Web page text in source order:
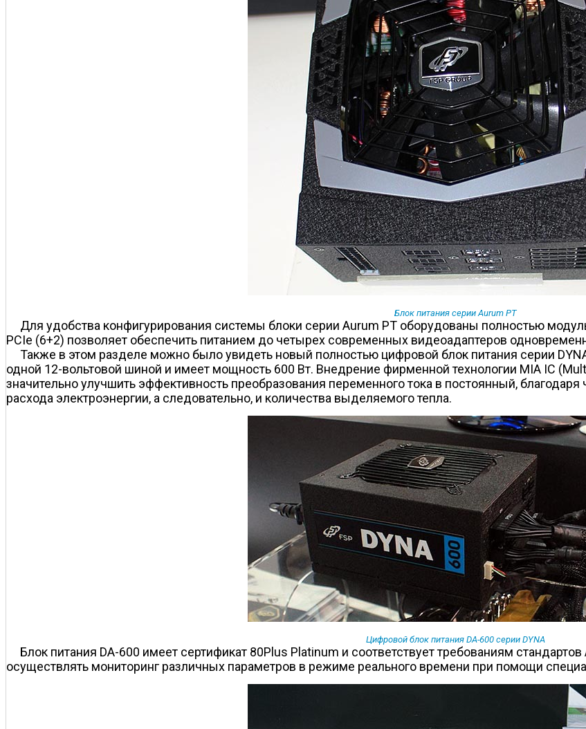
Блок питания серии Aurum PT
Для удобства конфигурирования системы блоки серии Aurum PT оборудованы полностью
PCIe (6+2) позволяет обеспечить питанием до четырех современных видеоадаптеров
Также в этом разделе можно было увидеть новый полностью цифровой блок питания серии
одной 12-вольтовой шиной и имеет мощность 600 Вт. Внедрение фирменной технологии MIA IC
значительно улучшить эффективность преобразования переменного тока в постоянный,
расхода электроэнергии, а следовательно, и количества выделяемого тепла.
Цифровой блок питания DA-600 серии DYNA
Блок питания DA-600 имеет сертификат 80Plus Platinum и соответствует требованиям
осуществлять мониторинг различных параметров в режиме реального времени при помощи